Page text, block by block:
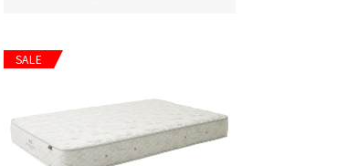
SALE